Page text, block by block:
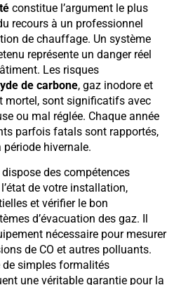
constitue l’argument le plus
recours à un professionnel
de chauffage. Un système
représente un danger réel
Les risques
de carbone, gaz inodore et
mortel, sont significatifs avec
ou mal réglée. Chaque année
parfois fatals sont rapportés,
hivernale.
dispose des compétences
de votre installation,
et vérifier le bon
d’évacuation des gaz. Il
nécessaire pour mesurer
de CO et autres polluants.
de simples formalités
une véritable garantie pour la